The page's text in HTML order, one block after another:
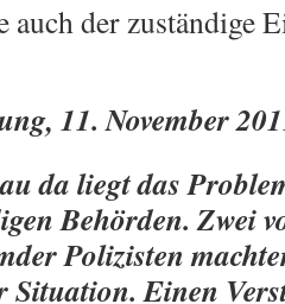
auch der zuständige
11. November
da liegt das
Behörden. Zwei
Polizisten
Situation. Einen